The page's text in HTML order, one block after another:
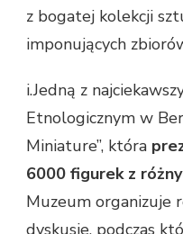
z bogatej kolekcji
imponujących
i.Jedną z
Etnologicznym w
Miniature”, która
6000 figurek z
Muzeum organizuje
dyskusje, podczas